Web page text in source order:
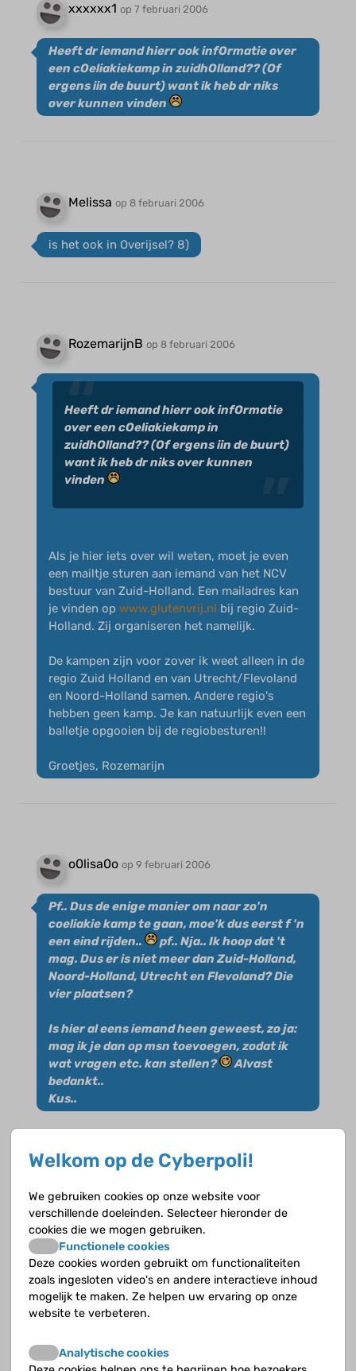
xxxxxx1 op 7 februari 2006
Heeft dr iemand hierr ook infOrmatie over
een cOeliakiekamp in zuidhOlland?? (Of
ergens iin de buurt) want ik heb dr niks
over kunnen vinden
Melissa op 8 februari 2006
is het ook in Overijsel? 8)
RozemarijnB op 8 februari 2006
Heeft dr iemand hierr ook infOrmatie
over een cOeliakiekamp in
zuidhOlland?? (Of ergens iin de buurt)
want ik heb dr niks over kunnen
vinden
Als je hier iets over wil weten, moet je even
een mailtje sturen aan iemand van het NCV
bestuur van Zuid-Holland. Een mailadres kan
je vinden opwww.glutenvrij.nl bij regio Zuid-
Holland. Zij organiseren het namelijk.
De kampen zijn voor zover ik weet alleen in de
regio Zuid Holland en van Utrecht/Flevoland
en Noord-Holland samen. Andere regio's
hebben geen kamp. Je kan natuurlijk even een
balletje opgooien bij de regiobesturen!!
Groetjes, Rozemarijn
o0lisa0o op 9 februari 2006
Pf.. Dus de enige manier om naar zo'n
coeliakie kamp te gaan, moe'k dus eerst f 'n
een eind rijden..
pf.. Nja.. Ik hoop dat 't
mag. Dus er is niet meer dan Zuid-Holland,
Noord-Holland, Utrecht en Flevoland? Die
vier plaatsen?
Is hier al eens iemand heen geweest, zo ja:
mag ik je dan op msn toevoegen, zodat ik
wat vragen etc. kan stellen?
Alvast
bedankt..
Kus..
rob op 24 februari 2006
eej,
het lijkt mij ook wel leuk, maar dan moet je
wel met een paar leeftijd genoten zijn 8) 8)
mazzels
Welkom op de Cyberpoli!
We gebruiken cookies op onze website voor
verschillende doeleinden. Selecteer hieronder de
cookies die we mogen gebruiken.
Functionele cookies
Deze cookies worden gebruikt om functionaliteiten
zoals ingesloten video's en andere interactieve inhoud
mogelijk te maken. Ze helpen uw ervaring op onze
website te verbeteren.
Analytische cookies